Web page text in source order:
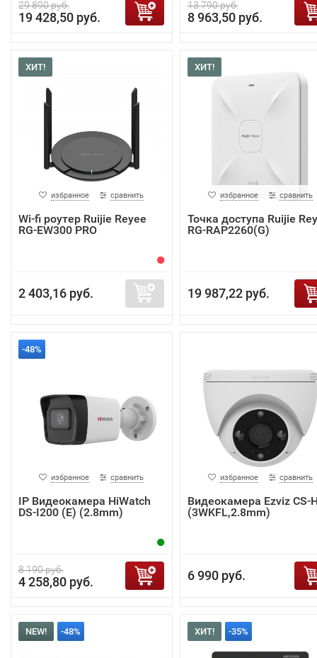
29 890 руб.
19 428,50 руб.
13 790 руб.
8 963,50 руб.
ХИТ!
избранное сравнить
Wi-fi роутер Ruijie Reyee
RG-EW300 PRO
2 403,16 руб.
ХИТ!
избранное сравнить
Точка доступа Ruijie
RG-RAP2260(G)
19 987,22 руб.
-48%
избранное сравнить
IP Видеокамера HiWatch
DS-I200 (E) (2.8mm)
8 190 руб.
4 258,80 руб.
избранное сравнить
Видеокамера Ezviz CS-
(3WKFL,2.8mm)
6 990 руб.
NEW! -48% ХИТ! -35%